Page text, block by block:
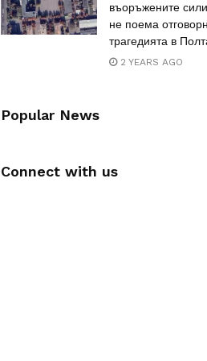
въоръжените
не поема
трагедията в
2 YEARS AGO
Popular News
Connect with us